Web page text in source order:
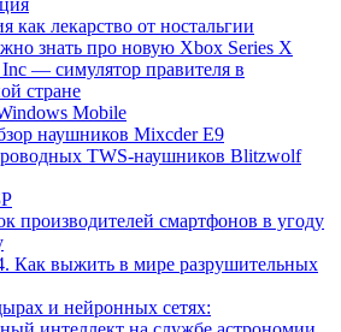
как лекарство от ностальгии
знать про новую Xbox Series X
— симулятор правителя в
стране
Mobile
наушников Mixcder E9
TWS-наушников Blitzwolf
производителей смартфонов в угоду
Как выжить в мире разрушительных
и нейронных сетях: